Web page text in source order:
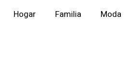
Hogar Familia Moda